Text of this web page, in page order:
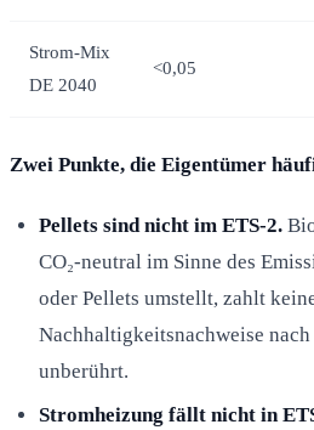
Strom-Mix
DE 2040
<0,05
Zwei Punkte, die Eigentümer
Pellets sind nicht im ETS-2.
CO₂-neutral im Sinne des
oder Pellets umstellt, zahlt
Nachhaltigkeitsnachweise
unberührt.
Stromheizung fällt nicht in